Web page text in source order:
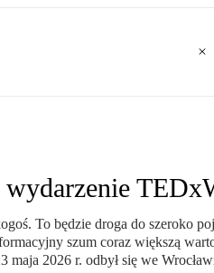
To będzie droga do
szum coraz większą
2026 r. odbył się we